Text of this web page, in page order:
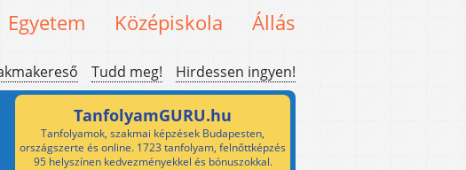
Egyetem Középiskola Állás
Tudd meg! Hirdessen ingyen!
TanfolyamGURU.hu
Tanfolyamok, szakmai képzések Budapesten,
országszerte és online. 1723 tanfolyam, felnőttképzés
95 helyszínen kedvezményekkel és bónuszokkal.